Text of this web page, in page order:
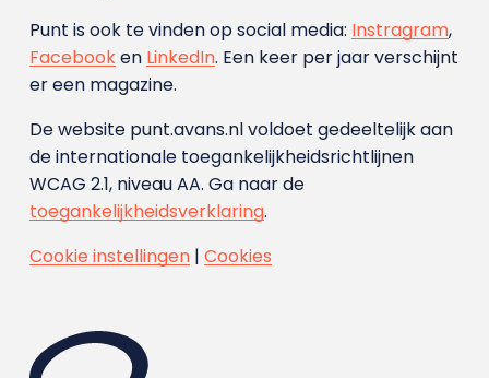
Punt is ook te vinden op social media: Instragram,
Facebooken LinkedIn. Een keer per jaar verschijnt
er een magazine.
De website punt.avans.nl voldoet gedeeltelijk aan
de internationale toegankelijkheidsrichtlijnen
WCAG 2.1, niveau AA. Ga naar de
toegankelijkheidsverklaring.
Cookie instellingen| Cookies